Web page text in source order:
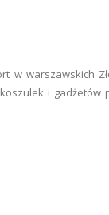
warszawskich
i gadżetów